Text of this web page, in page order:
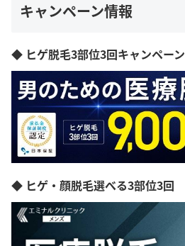
キャンペーン情報
◆ ヒゲ脱毛3部位3回キャンペーン
◆ ヒゲ・顔脱毛選べる3部位3回